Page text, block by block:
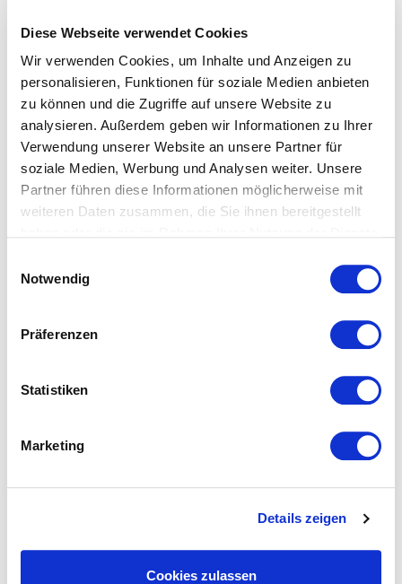
Diese Webseite verwendet Cookies
Wir verwenden Cookies, um Inhalte und Anzeigen zu
personalisieren, Funktionen für soziale Medien anbieten
zu können und die Zugriffe auf unsere Website zu
analysieren. Außerdem geben wir Informationen zu Ihrer
Verwendung unserer Website an unsere Partner für
soziale Medien, Werbung und Analysen weiter. Unsere
Partner führen diese Informationen möglicherweise mit
weiteren Daten zusammen, die Sie ihnen bereitgestellt
Notwendig
Präferenzen
Statistiken
Marketing
Details zeigen
Cookies zulassen
abgeben und haben deswegen einen kühlenden Effekt.
den Sommer. Leinenstoffe wirken trotzdem trocken
wärmend und sind reißfest, aber völlig unelastisch. Die
fehlende Elastizität wird durch den typischen Knittereffekt
sichtbar.
gefallen...